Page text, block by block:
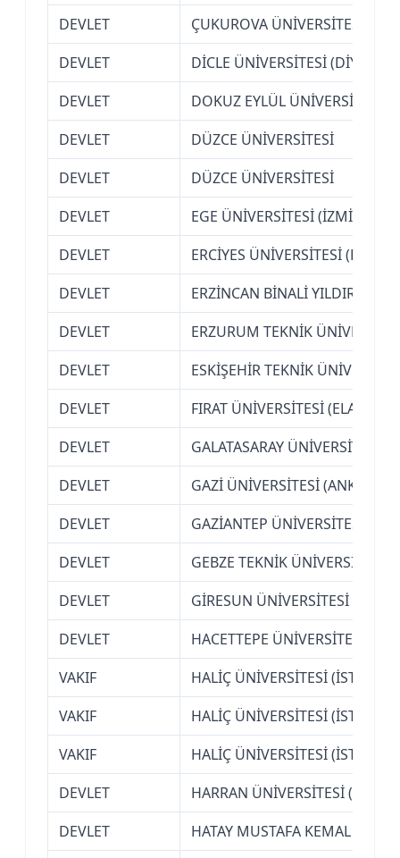
DEVLET
ÇUKUROVA ÜNİVERSİTESİ
DEVLET
DİCLE ÜNİVERSİTESİ
DEVLET
DOKUZ EYLÜL ÜNİVERSİTESİ
DEVLET
DÜZCE ÜNİVERSİTESİ
DEVLET
DÜZCE ÜNİVERSİTESİ
DEVLET
EGE ÜNİVERSİTESİ (İZMİR)
DEVLET
ERCİYES ÜNİVERSİTESİ
DEVLET
ERZİNCAN BİNALİ YILDIRIM
DEVLET
ERZURUM TEKNİK
DEVLET
ESKİŞEHİR TEKNİK
DEVLET
FIRAT ÜNİVERSİTESİ (ELAZIĞ)
DEVLET
GALATASARAY ÜNİVERSİTESİ
DEVLET
GAZİ ÜNİVERSİTESİ (ANKARA)
DEVLET
GAZİANTEP ÜNİVERSİTESİ
DEVLET
GEBZE TEKNİK ÜNİVERSİTESİ
DEVLET
GİRESUN ÜNİVERSİTESİ
DEVLET
HACETTEPE ÜNİVERSİTESİ
VAKIF
HALİÇ ÜNİVERSİTESİ
VAKIF
HALİÇ ÜNİVERSİTESİ
VAKIF
HALİÇ ÜNİVERSİTESİ
DEVLET
HARRAN ÜNİVERSİTESİ
DEVLET
HATAY MUSTAFA KEMAL